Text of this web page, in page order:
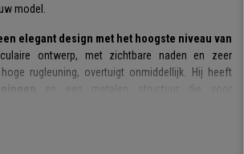
model.
elegant design met het hoogste niveau van
ontwerp, met zichtbare naden en zeer
rugleuning, overtuigt onmiddellijk. Hij heeft
en een metalen structuur die voor